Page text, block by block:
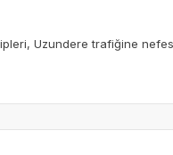
Uzundere trafiğine